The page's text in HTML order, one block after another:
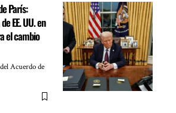
París:
EE. UU. en
el cambio
Acuerdo de